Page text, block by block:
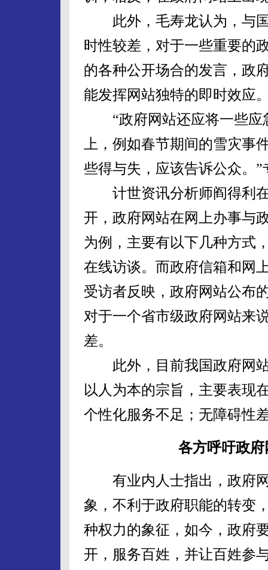
此外，毛寿龙认为，与国
时性较差，对于一些重要的
的各种公开场合的发言，政
能发挥网站独特的即时效应
“政府网站还应将一些应
上，例如春节期间的雪灾事
些得与失，应该告诉公众。”
计世资讯分析师阎得利在
开，政府网站在网上办事与
为例，主要有以下几种方式
在线访谈。而政府信箱和网
受访者反映，政府网站公布
对于一个省市级政府网站来
差。
此外，目前我国政府网站
以人为本的宗旨，主要表现
个性化服务不足；无障碍性
各方呼吁政
有业内人士指出，政府网
象，不利于政府职能的转变
种权力的象征，如今，政府
开，服务百姓，并让百姓参